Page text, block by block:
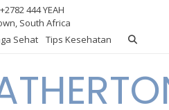
444 YEAH
South Africa
Sehat Tips Kesehatan